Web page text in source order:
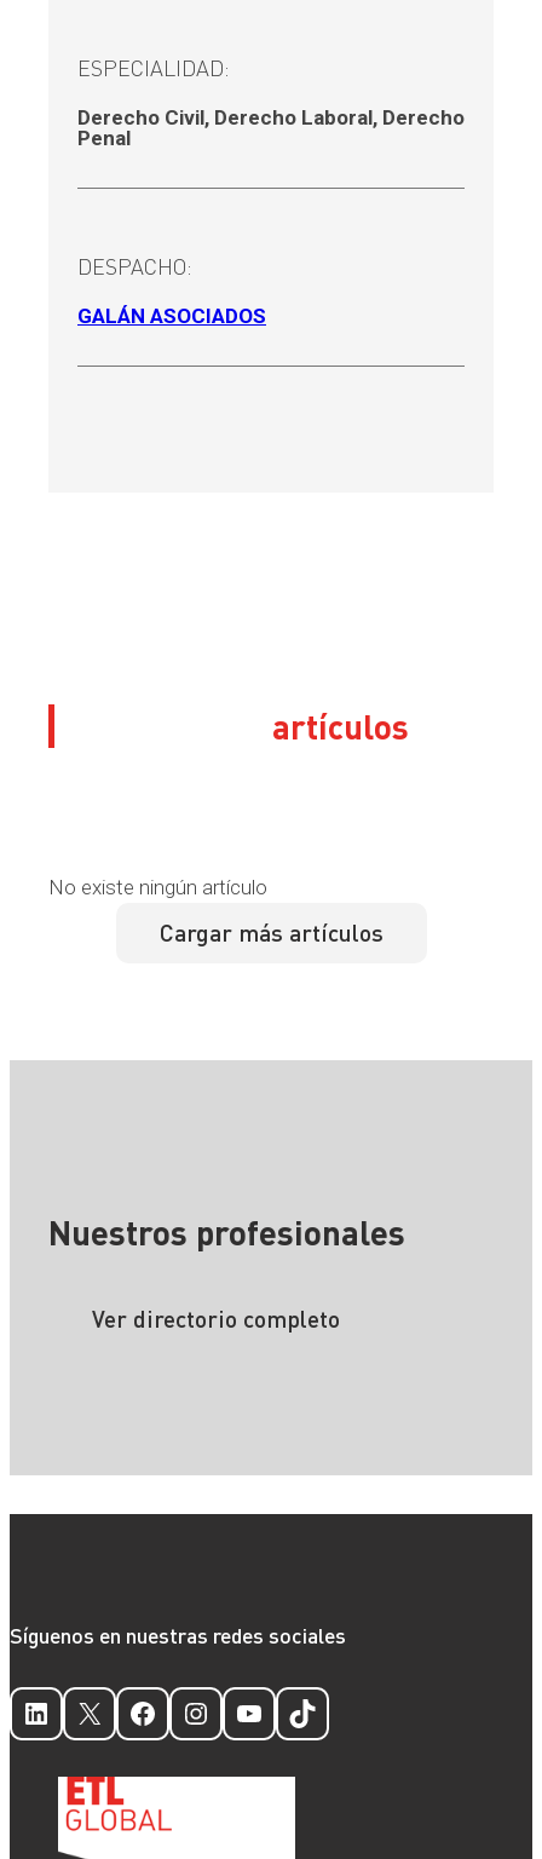
ESPECIALIDAD:
Derecho Civil, Derecho Laboral, Derecho
Penal
DESPACHO:
GALÁN ASOCIADOS
artículos
No existe ningún artículo
Cargar más artículos
Nuestros profesionales
Ver directorio completo
Síguenos en nuestras redes sociales
LinkedIn
X Facebook
Instagram
YouTube
TikTok